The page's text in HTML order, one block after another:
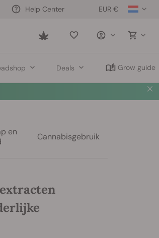
EUR €
Help Center
Saved
Deals Grow guide
en
Cannabisgebruik